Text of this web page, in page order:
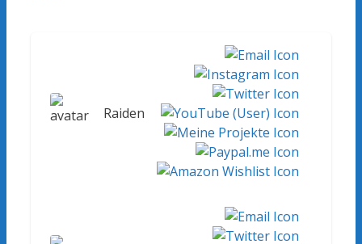
Raiden